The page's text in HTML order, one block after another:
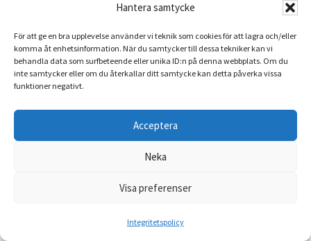
Hantera samtycke
För att ge en bra upplevelse använder vi teknik som cookies för att lagra och/eller
komma åt enhetsinformation. När du samtycker till dessa tekniker kan vi
behandla data som surfbeteende eller unika ID:n på denna webbplats. Om du
inte samtycker eller om du återkallar ditt samtycke kan detta påverka vissa
funktioner negativt.
Acceptera
Neka
Visa preferenser
Integritetspolicy